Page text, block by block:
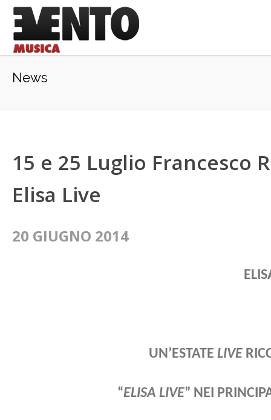
News
15 e 25 Luglio Francesco
Elisa Live
20 GIUGNO 2014
UN’ESTATE LIVE
“ELISA LIVE” NEI